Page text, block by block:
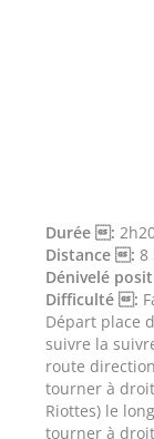
Durée :
Distance : 8
Dénivelé
Difficulté :
Départ place
suivre la
route
tourner à
Riottes) le
tourner à